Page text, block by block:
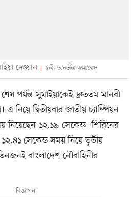
দেওয়ান ছবি: তানভীর আহাম্মেদ
পর্যন্ত সুমাইয়াকেই দ্রুততম মানবী
নিয়ে দ্বিতীয়বার জাতীয় চ্যাম্পিয়ন
নিয়েছেন ১২.১৯ সেকেন্ড। শিরিনের
সেকেন্ড সময় নিয়ে তৃতীয়
বাংলাদেশ নৌবাহিনীর